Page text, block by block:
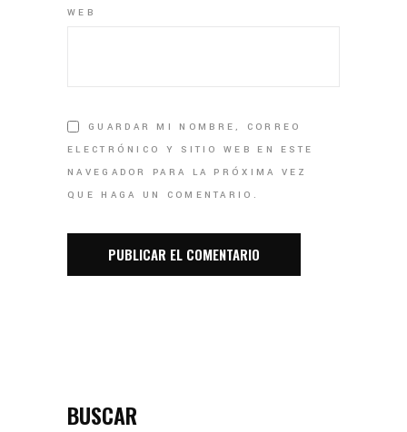
WEB
GUARDAR MI NOMBRE, CORREO
ELECTRÓNICO Y SITIO WEB EN ESTE
NAVEGADOR PARA LA PRÓXIMA VEZ
QUE HAGA UN COMENTARIO.
BUSCAR